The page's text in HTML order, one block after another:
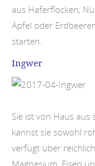
aus Haferflocken,
Äpfel oder
starten.
Ingwer
Sie ist von Haus
kannst sie sowohl
verfügt über
Magnesium, Eisen